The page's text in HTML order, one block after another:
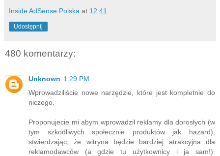
Inside AdSense Polska at 12:41
Udostępnij
480 komentarzy:
Unknown 1:29 PM
Wprowadziliście nowe narzędzie, które jest kompletnie do
niczego.
Proponujecie mi abym wprowadził reklamy dla dorosłych (w
tym szkodliwych społecznie produktów jak hazard),
stwierdzając, że witryna będzie bardziej atrakcyjna dla
reklamodawców (a gdzie tu użytkownicy i ja sam!).